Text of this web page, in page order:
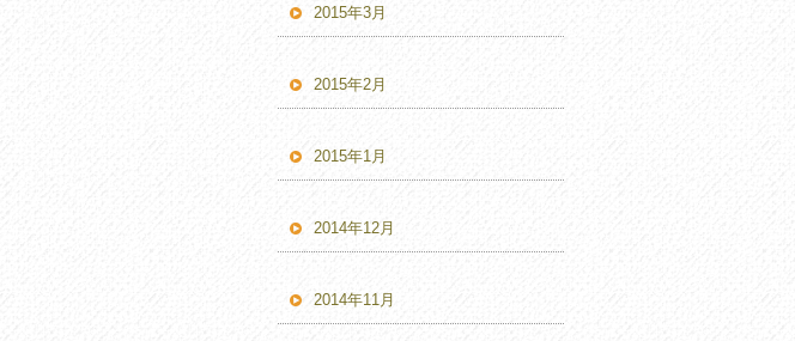
2015年3月
2015年2月
2015年1月
2014年12月
2014年11月